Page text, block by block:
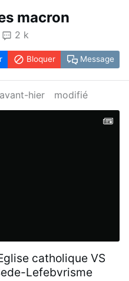
macron
2 k
Bloquer Message
avant-hier modifié
catholique VS
Lefebvrisme